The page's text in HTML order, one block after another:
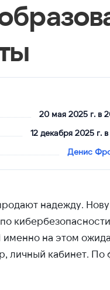
20 мая 2025 г. в
12 декабря 2025 г. в
Денис
надежду.
на этом
личный кабинет.